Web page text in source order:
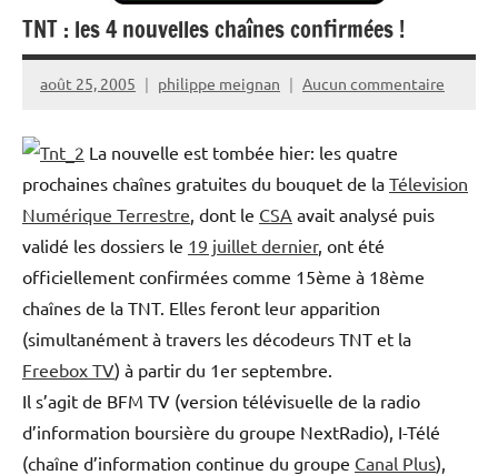
TNT : les 4 nouvelles chaînes confirmées !
août 25, 2005 philippe meignan Aucun commentaire
La nouvelle est tombée hier: les quatre
prochaines chaînes gratuites du bouquet de la Télevision
Numérique Terrestre , dont le CSA avait analysé puis
validé les dossiers le 19 juillet dernier, ont été
officiellement confirmées comme 15ème à 18ème
chaînes de la TNT. Elles feront leur apparition
(simultanément à travers les décodeurs TNT et la
Freebox TV) à partir du 1er septembre.
Il s’agit de BFM TV (version télévisuelle de la radio
d’information boursière du groupe NextRadio), I-Télé
(chaîne d’information continue du groupe Canal Plus),